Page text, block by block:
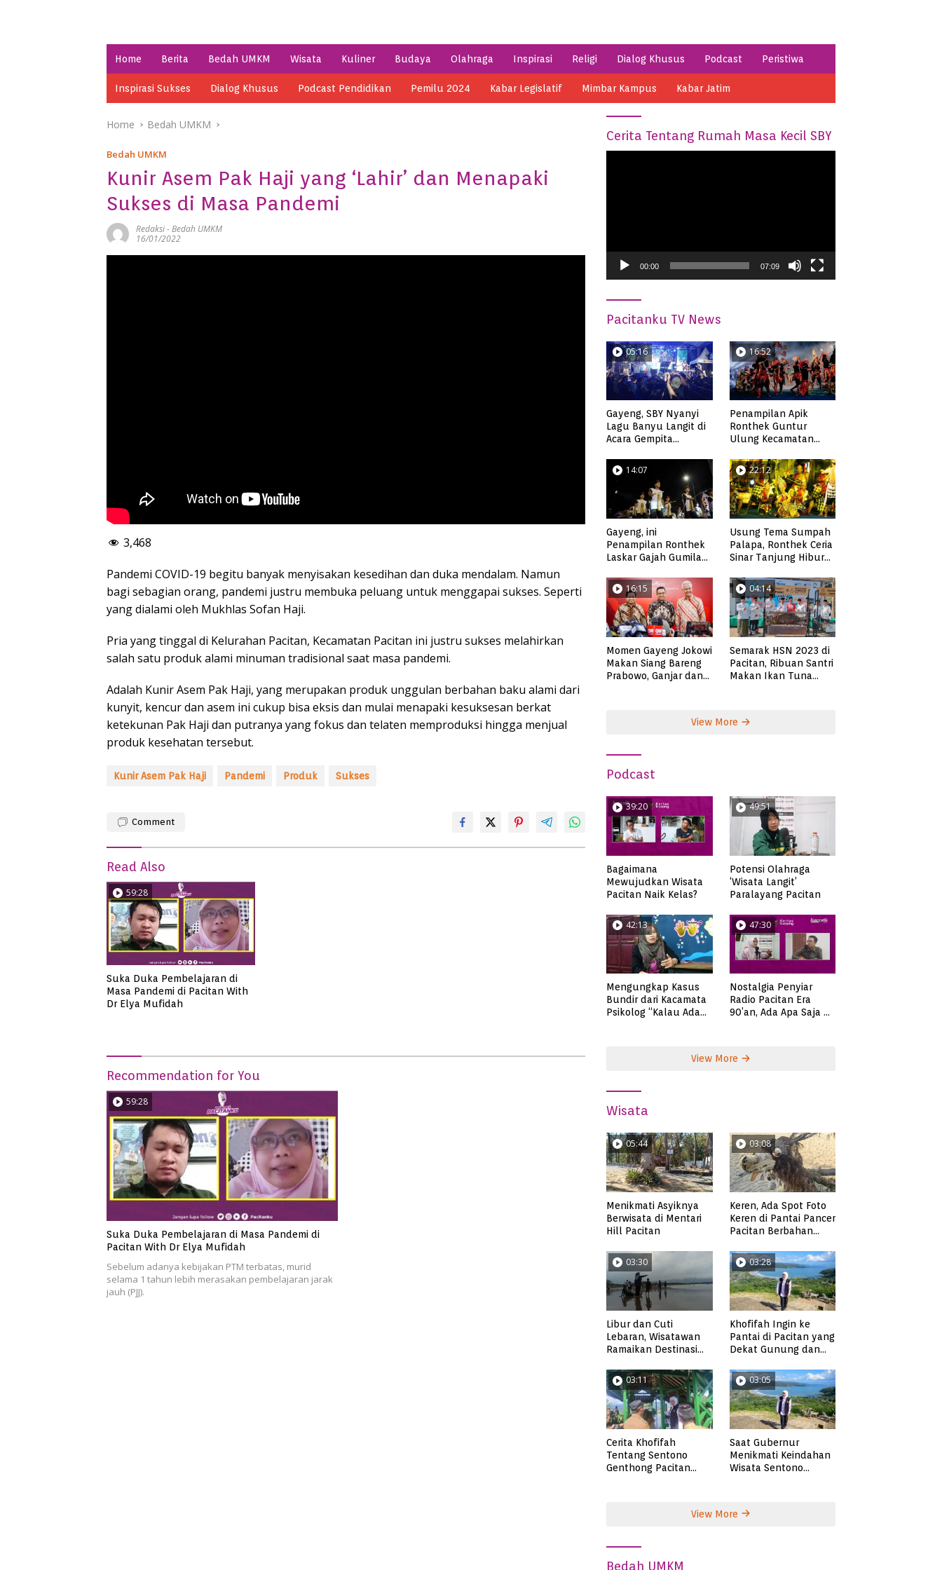
Home Berita Bedah UMKM Wisata Kuliner Budaya Olahraga Inspirasi Religi Dialog Khusus Podcast Peristiwa
Inspirasi Sukses Dialog Khusus Podcast Pendidikan Pemilu 2024 Kabar Legislatif Mimbar Kampus Kabar Jatim
Home Bedah UMKM
Bedah UMKM
Kunir Asem Pak Haji yang ‘Lahir’ dan Menapaki
Sukses di Masa Pandemi
Redaksi-Bedah UMKM
16/01/2022
3,468
Pandemi COVID-19 begitu banyak menyisakan kesedihan dan duka mendalam. Namun
bagi sebagian orang, pandemi justru membuka peluang untuk menggapai sukses. Seperti
yang dialami oleh Mukhlas Sofan Haji.
Pria yang tinggal di Kelurahan Pacitan, Kecamatan Pacitan ini justru sukses melahirkan
salah satu produk alami minuman tradisional saat masa pandemi.
Adalah Kunir Asem Pak Haji, yang merupakan produk unggulan berbahan baku alami dari
kunyit, kencur dan asem ini cukup bisa eksis dan mulai menapaki kesuksesan berkat
ketekunan Pak Haji dan putranya yang fokus dan telaten memproduksi hingga menjual
produk kesehatan tersebut.
Kunir Asem Pak Haji Pandemi Produk Sukses
Comment
Read Also
59:28
Suka Duka Pembelajaran di
Masa Pandemi di Pacitan With
Dr Elya Mufidah
Recommendation for You
59:28
Suka Duka Pembelajaran di Masa Pandemi di
Pacitan With Dr Elya Mufidah
Sebelum adanya kebijakan PTM terbatas, murid
selama 1 tahun lebih merasakan pembelajaran jarak
jauh (PJJ).
Cerita Tentang Rumah Masa Kecil SBY
00:00 07:09
Pacitanku TV News
05:16
Gayeng, SBY Nyanyi
Lagu Banyu Langit di
Acara Gempita
16:52
Penampilan Apik
Ronthek Guntur
Ulung Kecamatan
14:07
Gayeng, ini
Penampilan Ronthek
Laskar Gajah Gumilap
22:12
Usung Tema Sumpah
Palapa, Ronthek Ceria
Sinar Tanjung Hibur
FRP 2023
16:15
Momen Gayeng Jokowi
Makan Siang Bareng
Prabowo, Ganjar dan
04:14
Semarak HSN 2023 di
Pacitan, Ribuan Santri
Makan Ikan Tuna
View More
Podcast
39:20
Bagaimana
Mewujudkan Wisata
Pacitan Naik Kelas?
49:51
Potensi Olahraga
‘Wisata Langit’
Paralayang Pacitan
42:13
Mengungkap Kasus
Bundir dari Kacamata
Psikolog “Kalau Ada
47:30
Nostalgia Penyiar
Radio Pacitan Era
90’an, Ada Apa Saja di
View More
Wisata
05:44
Menikmati Asyiknya
Berwisata di Mentari
Hill Pacitan
03:08
Keren, Ada Spot Foto
Keren di Pantai Pancer
Pacitan Berbahan
03:30
Libur dan Cuti
Lebaran, Wisatawan
Ramaikan Destinasi
03:28
Khofifah Ingin ke
Pantai di Pacitan yang
Dekat Gunung dan
Pangasan?
03:11
Cerita Khofifah
Tentang Sentono
Genthong Pacitan
03:05
Saat Gubernur
Menikmati Keindahan
Wisata Sentono
View More
Bedah UMKM